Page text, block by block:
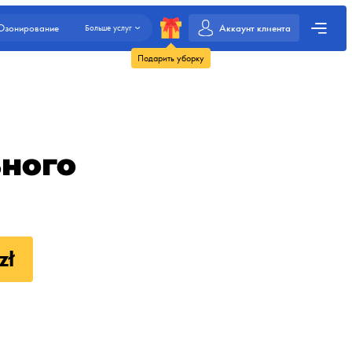
Больше услуг
Подарить уборку
Аккаунт клиента